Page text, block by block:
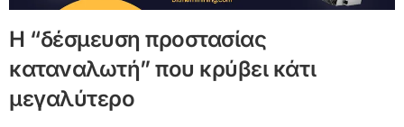
Η “δέσμευση προστασίας
καταναλωτή” που κρύβει κάτι
μεγαλύτερο